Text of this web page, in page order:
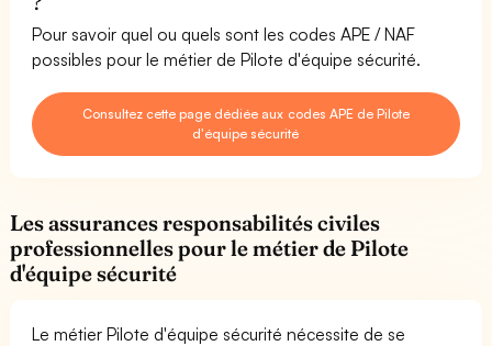
Pour savoir quel ou quels sont les codes APE / NAF
possibles pour le métier de Pilote d'équipe sécurité.
Consultez cette page dédiée aux codes APE de Pilote
d'équipe sécurité
Les assurances responsabilités civiles
professionnelles pour le métier de Pilote
d'équipe sécurité
Le métier Pilote d'équipe sécurité nécessite de se